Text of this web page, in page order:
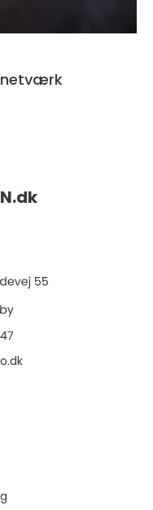
netværk
dk